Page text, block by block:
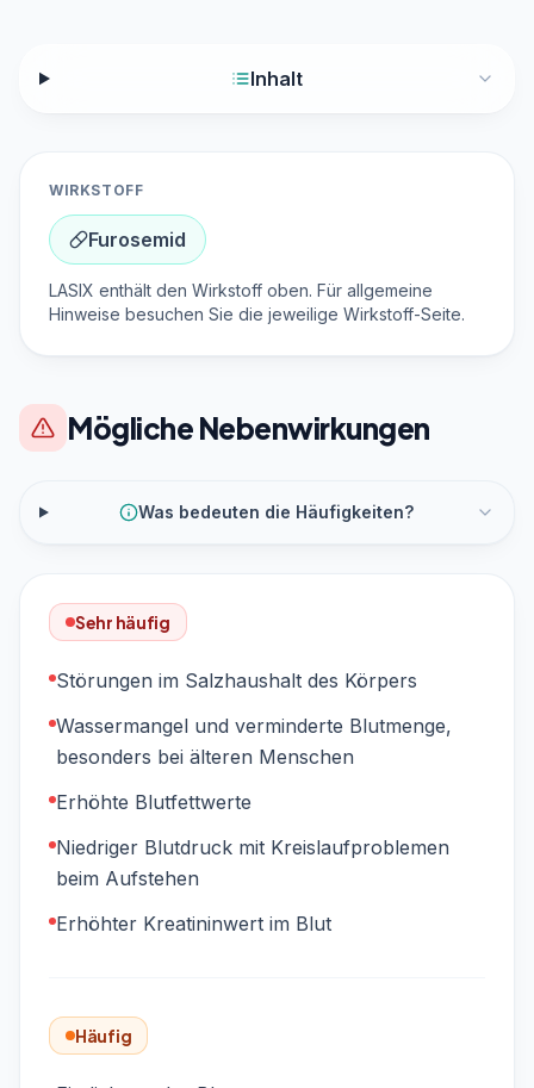
Inhalt
WIRKSTOFF
Furosemid
LASIX enthält den Wirkstoff oben. Für allgemeine
Hinweise besuchen Sie die jeweilige Wirkstoff-Seite.
Mögliche Nebenwirkungen
Was bedeuten die Häufigkeiten?
Sehr häufig
Störungen im Salzhaushalt des Körpers
Wassermangel und verminderte Blutmenge,
besonders bei älteren Menschen
Erhöhte Blutfettwerte
Niedriger Blutdruck mit Kreislaufproblemen
beim Aufstehen
Erhöhter Kreatininwert im Blut
Häufig